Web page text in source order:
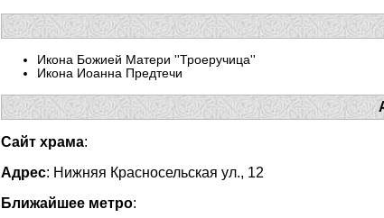
Икона Божией Матери ''Троеручица''
Икона Иоанна Предтечи
Сайт храма:
Адрес: Нижняя Красносельская ул., 12
Ближайшее метро: